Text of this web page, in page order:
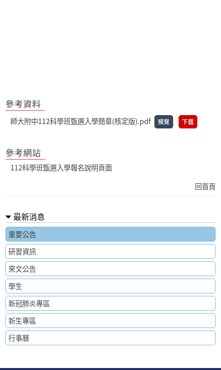
參考資料
師大附中112科學班甄選入學簡章(核定版).pdf 預覽 下載
參考網站
112科學班甄選入學報名說明頁面
回首頁
最新消息
重要公告
研習資訊
來文公告
學生
新冠肺炎專區
新生專區
行事曆